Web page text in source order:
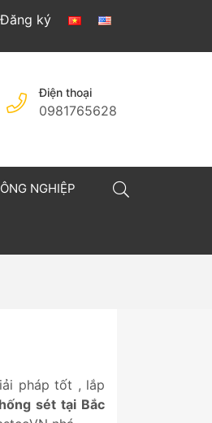
Đăng ký
Điện thoại
0981765628
NGHIỆP
pháp tốt , lắp
sét tại Bắc